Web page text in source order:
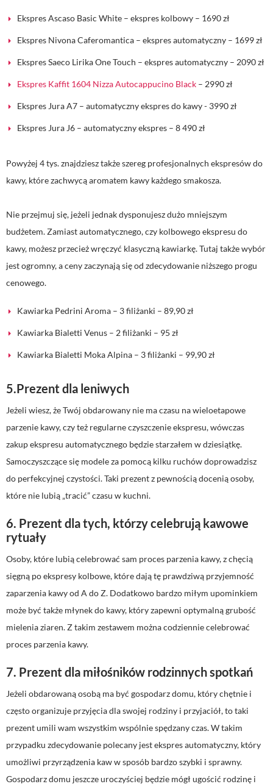
Ekspres Ascaso Basic White – ekspres kolbowy – 1690 zł
Ekspres Nivona Caferomantica – ekspres automatyczny – 1699 zł
Ekspres Saeco Lirika One Touch – ekspres automatyczny – 2090 zł
Ekspres Kaffit 1604 Nizza Autocappucino Black – 2990 zł
Ekspres Jura A7 – automatyczny ekspres do kawy - 3990 zł
Ekspres Jura J6 – automatyczny ekspres – 8 490 zł
Powyżej 4 tys. znajdziesz także szereg profesjonalnych ekspresów do
kawy, które zachwycą aromatem kawy każdego smakosza.
Nie przejmuj się, jeżeli jednak dysponujesz dużo mniejszym
budżetem. Zamiast automatycznego, czy kolbowego ekspresu do
kawy, możesz przecież wręczyć klasyczną kawiarkę. Tutaj także wybór
jest ogromny, a ceny zaczynają się od zdecydowanie niższego progu
cenowego.
Kawiarka Pedrini Aroma – 3 filiżanki – 89,90 zł
Kawiarka Bialetti Venus – 2 filiżanki – 95 zł
Kawiarka Bialetti Moka Alpina – 3 filiżanki – 99,90 zł
5.Prezent dla leniwych
Jeżeli wiesz, że Twój obdarowany nie ma czasu na wieloetapowe
parzenie kawy, czy też regularne czyszczenie ekspresu, wówczas
zakup ekspresu automatycznego będzie starzałem w dziesiątkę.
Samoczyszczące się modele za pomocą kilku ruchów doprowadzisz
do perfekcyjnej czystości. Taki prezent z pewnością docenią osoby,
które nie lubią „tracić” czasu w kuchni.
6. Prezent dla tych, którzy celebrują kawowe
rytuały
Osoby, które lubią celebrować sam proces parzenia kawy, z chęcią
sięgną po ekspresy kolbowe, które dają tę prawdziwą przyjemność
zaparzenia kawy od A do Z. Dodatkowo bardzo miłym upominkiem
może być także młynek do kawy, który zapewni optymalną grubość
mielenia ziaren. Z takim zestawem można codziennie celebrować
proces parzenia kawy.
7. Prezent dla miłośników rodzinnych spotkań
Jeżeli obdarowaną osobą ma być gospodarz domu, który chętnie i
często organizuje przyjęcia dla swojej rodziny i przyjaciół, to taki
prezent umili wam wszystkim wspólnie spędzany czas. W takim
przypadku zdecydowanie polecany jest ekspres automatyczny, który
umożliwi przyrządzenia kaw w sposób bardzo szybki i sprawny.
Gospodarz domu jeszcze uroczyściej będzie mógł ugościć rodzinę i